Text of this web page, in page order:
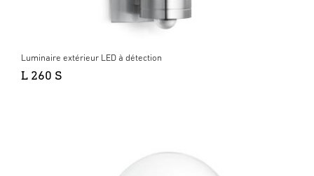
Luminaire extérieur LED à détection
L 260 S